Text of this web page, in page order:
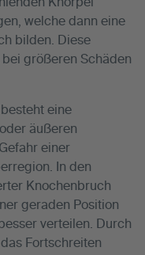
Knorpel
welche dann eine
bilden. Diese
größeren Schäden
eine
äußeren
einer
In den
Knochenbruch
geraden Position
verteilen. Durch
Fortschreiten